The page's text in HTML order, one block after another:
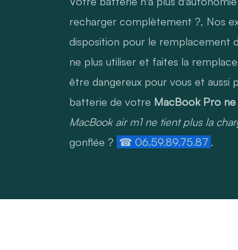
recharger complètement ?, Nos
disposition pour le remplacement
ne plus utiliser et faites la
être dangereux pour vous et aussi
batterie de votre MacBook Pro
MacBook air m1 ne tient plus la
gonflée ? ☎ 06.59.89.75.87 .